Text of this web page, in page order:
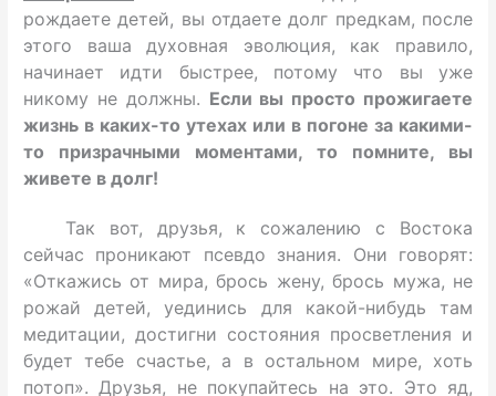
рождаете детей, вы отдаете долг предкам, после
этого ваша духовная эволюция, как правило,
начинает идти быстрее, потому что вы уже
никому не должны. Если вы просто прожигаете
жизнь в каких-то утехах или в погоне за какими-
то призрачными моментами, то помните, вы
живете в долг!
Так вот, друзья, к сожалению с Востока
сейчас проникают псевдо знания. Они говорят:
«Откажись от мира, брось жену, брось мужа, не
рожай детей, уединись для какой-нибудь там
медитации, достигни состояния просветления и
будет тебе счастье, а в остальном мире, хоть
потоп». Друзья, не покупайтесь на это. Это яд,